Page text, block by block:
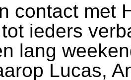
contact met
ieders
lang
Lucas,